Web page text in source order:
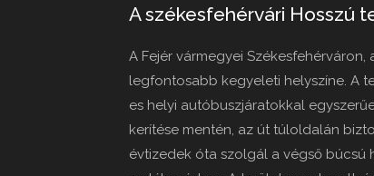
A székesfehérvári Hosszú
A Fejér vármegyei
legfontosabb kegyeleti helyszíne. A
es helyi autóbuszjáratokkal
kerítése mentén, az út túloldalán
évtizedek óta szolgál a végső búcsú